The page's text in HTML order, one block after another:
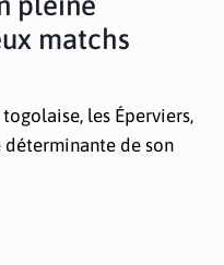
matchs
les Éperviers,
déterminante de son